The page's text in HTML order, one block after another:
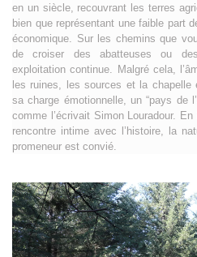
en un siècle, recouvrant les terres
bien que représentant une faible part
économique. Sur les chemins que
de croiser des abatteuses ou
exploitation continue. Malgré cela,
les ruines, les sources et la chapelle
sa charge émotionnelle, un “pays de
comme l’écrivait Simon Louradour.
rencontre intime avec l’histoire, la
promeneur est convié.